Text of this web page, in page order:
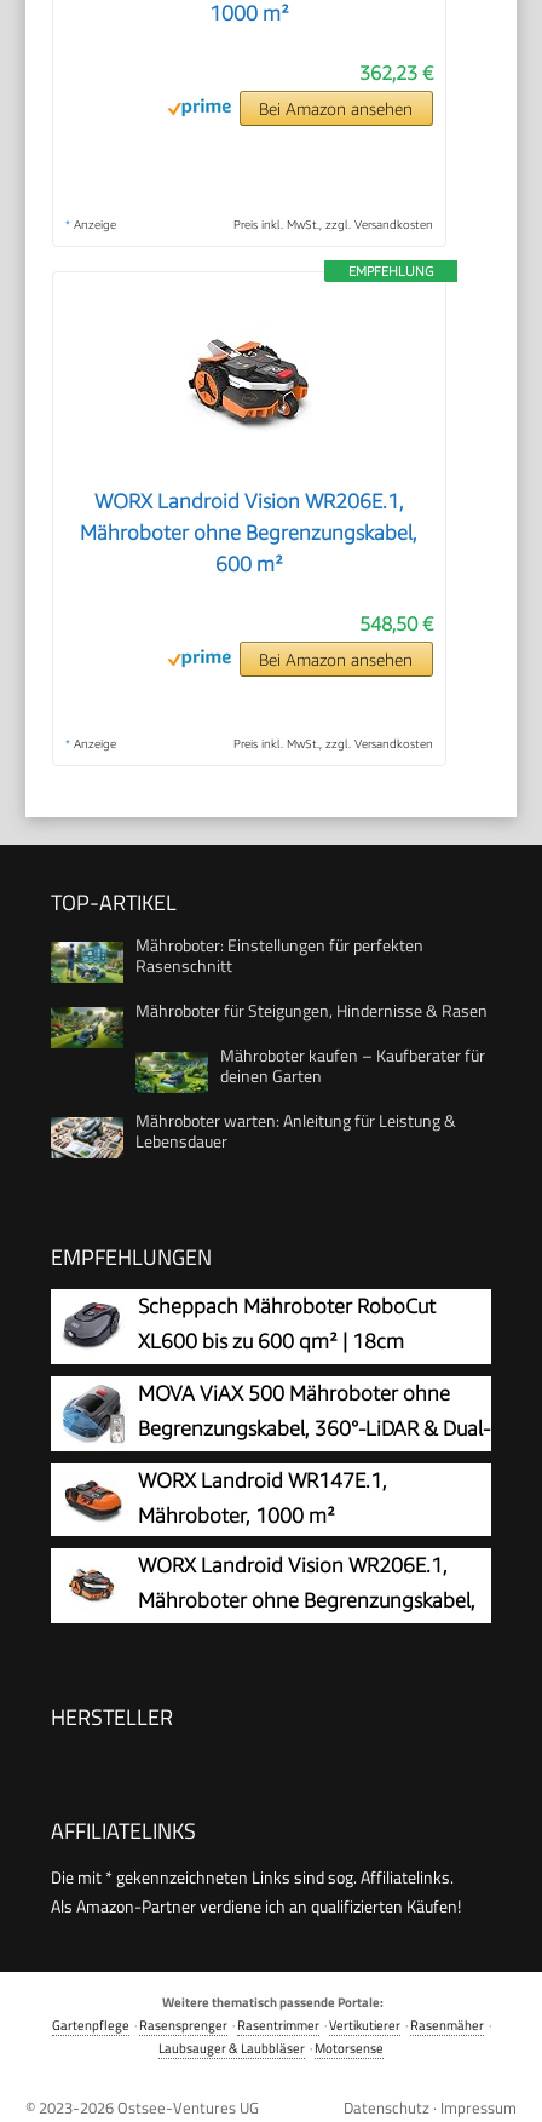
1000 m²
362,23 €
Bei Amazon ansehen
* Anzeige Preis inkl. MwSt., zzgl. Versandkosten
EMPFEHLUNG
WORX Landroid Vision WR206E.1,
Mähroboter ohne Begrenzungskabel,
600 m²
548,50 €
Bei Amazon ansehen
* Anzeige Preis inkl. MwSt., zzgl. Versandkosten
TOP-ARTIKEL
Mähroboter: Einstellungen für perfekten
Rasenschnitt
Mähroboter für Steigungen, Hindernisse & Rasen
Mähroboter kaufen – Kaufberater für
deinen Garten
Mähroboter warten: Anleitung für Leistung &
Lebensdauer
EMPFEHLUNGEN
Scheppach Mähroboter RoboCut
XL600 bis zu 600 qm² | 18cm
Schnittbreite | 20-60 mm Schnitthöhe
| Regensensor | WiFi & BT | App gesteuert | 35%
Steigung | mit Station, 9 Messer, 130m Kabel &
180 Haken
MOVA ViAX 500 Mähroboter ohne
Begrenzungskabel, 360°-LiDAR & Dual-
KI-Vision
WORX Landroid WR147E.1,
Mähroboter, 1000 m²
WORX Landroid Vision WR206E.1,
Mähroboter ohne Begrenzungskabel,
HERSTELLER
AFFILIATELINKS
Die mit * gekennzeichneten Links sind sog. Affiliatelinks.
Als Amazon-Partner verdiene ich an qualifizierten Käufen!
Weitere thematisch passende Portale:
Gartenpflege ·Rasensprenger·Rasentrimmer·Vertikutierer·Rasenmäher·
Laubsauger & Laubbläser ·Motorsense
© 2023-2026Ostsee-Ventures UG Datenschutz · Impressum